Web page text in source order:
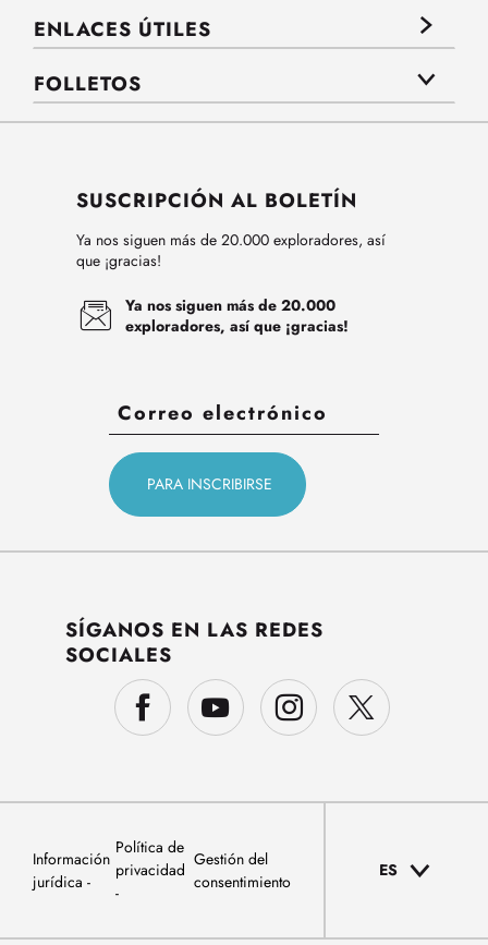
ENLACES ÚTILES
FOLLETOS
SUSCRIPCIÓN AL BOLETÍN
Ya nos siguen más de 20.000 exploradores, así
que ¡gracias!
Ya nos siguen más de 20.000
exploradores, así que ¡gracias!
SÍGANOS EN LAS REDES
SOCIALES
Información
jurídica
Política de
privacidad
Gestión del
consentimiento
ES